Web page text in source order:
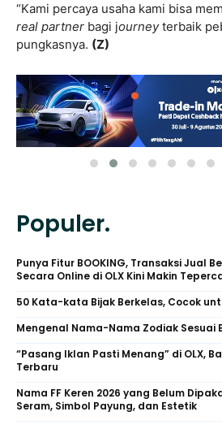
“Kami percaya usaha kami bisa
real partner bagi journeyterbaik
pungkasnya. (Z)
Populer.
Punya Fitur BOOKING, Transaksi Jual
Secara Online di OLX Kini Makin
50 Kata-kata Bijak Berkelas, Cocok
Mengenal Nama-Nama Zodiak Sesuai
“Pasang Iklan Pasti Menang” di OLX,
Terbaru
Nama FF Keren 2026 yang Belum
Seram, Simbol Payung, dan Estetik